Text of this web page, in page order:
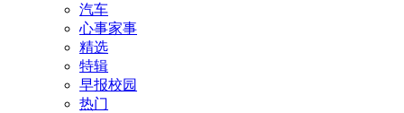
汽车
心事家事
精选
特辑
早报校园
热门